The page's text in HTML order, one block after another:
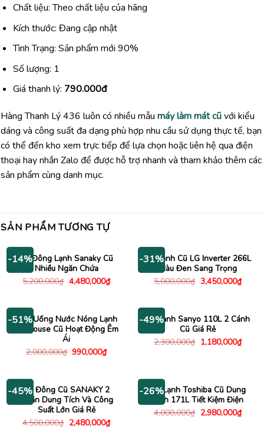
Chất liệu: Theo chất liệu của hãng
Kích thước: Đang cập nhật
Tình Trạng: Sản phẩm mới 90%
Số lượng: 1
Giá thanh lý: 790.000đ
Hàng Thanh Lý 436 luôn có nhiều mẫu máy làm mát cũvới kiểu
dáng và công suất đa dạng phù hợp nhu cầu sử dụng thực tế, bạn
có thể đến kho xem trực tiếp để lựa chọn hoặc liên hệ qua điện
thoại hay nhắn Zalo để được hỗ trợ nhanh và tham khảo thêm các
sản phẩm cùng danh mục.
SẢN PHẨM TƯƠNG TỰ
-14%Tủ Đông Lạnh Sanaky Cũ
Nhiều Ngăn Chứa
5,200,000₫ Giá
gốc
4,480,000₫Giá
hiện
4,480,000₫.
-31%
Tủ Lạnh Cũ LG Inverter 266L
Màu Đen Sang Trọng
5,000,000₫ Giá
gốc
3,450,000₫Giá
hiện
-51%
Máy Uống Nước Nóng Lạnh
Sunhouse Cũ Hoạt Động Êm
Ái
2,000,000₫ Giá
990,000₫Giá
hiện
990,000₫.
-49%
Tủ Lạnh Sanyo 110L 2 Cánh
Cũ Giá Rẻ
2,300,000₫ Giá
gốc
1,180,000₫Giá
hiện
-45%Tủ Đông Cũ SANAKY 2
Ngăn Dung Tích Và Công
Suất Lớn Giá Rẻ
4,500,000₫ Giá
gốc
2,480,000₫Giá
hiện
-26%
Tủ Lạnh Toshiba Cũ Dung
Tích 171L Tiết Kiệm Điện
4,000,000₫ Giá
gốc
2,980,000₫Giá
hiện